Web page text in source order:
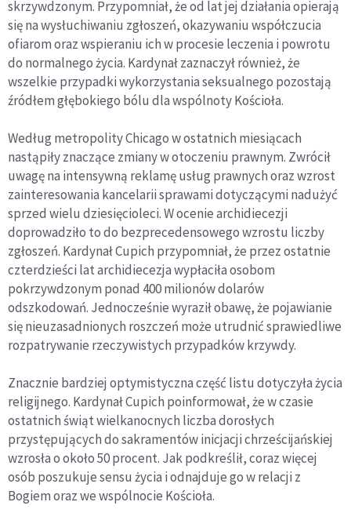
skrzywdzonym. Przypomniał, że od lat jej działania opierają
się na wysłuchiwaniu zgłoszeń, okazywaniu współczucia
ofiarom oraz wspieraniu ich w procesie leczenia i powrotu
do normalnego życia. Kardynał zaznaczył również, że
wszelkie przypadki wykorzystania seksualnego pozostają
źródłem głębokiego bólu dla wspólnoty Kościoła.
Według metropolity Chicago w ostatnich miesiącach
nastąpiły znaczące zmiany w otoczeniu prawnym. Zwrócił
uwagę na intensywną reklamę usług prawnych oraz wzrost
zainteresowania kancelarii sprawami dotyczącymi nadużyć
sprzed wielu dziesięcioleci. W ocenie archidiecezji
doprowadziło to do bezprecedensowego wzrostu liczby
zgłoszeń. Kardynał Cupich przypomniał, że przez ostatnie
czterdzieści lat archidiecezja wypłaciła osobom
pokrzywdzonym ponad 400 milionów dolarów
odszkodowań. Jednocześnie wyraził obawę, że pojawianie
się nieuzasadnionych roszczeń może utrudnić sprawiedliwe
rozpatrywanie rzeczywistych przypadków krzywdy.
Znacznie bardziej optymistyczna część listu dotyczyła życia
religijnego. Kardynał Cupich poinformował, że w czasie
ostatnich świąt wielkanocnych liczba dorosłych
przystępujących do sakramentów inicjacji chrześcijańskiej
wzrosła o około 50 procent. Jak podkreślił, coraz więcej
osób poszukuje sensu życia i odnajduje go w relacji z
Bogiem oraz we wspólnocie Kościoła.